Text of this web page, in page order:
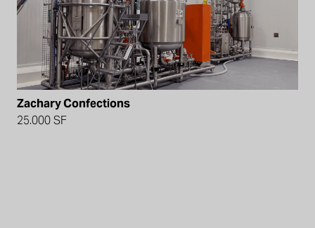
Zachary Confections
25.000 SF